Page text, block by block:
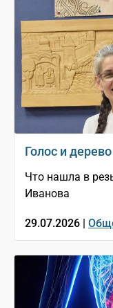
Голос и дерево
Что нашла в
Иванова
29.07.2026 |